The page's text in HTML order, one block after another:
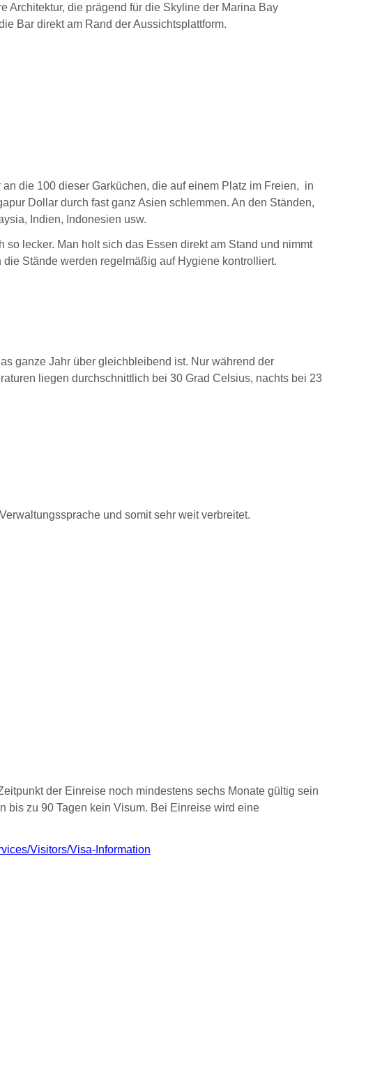
Architektur, die prägend für die Skyline der Marina Bay
Bar direkt am Rand der Aussichtsplattform.
die 100 dieser Garküchen, die auf einem Platz im Freien, in
Dollar durch fast ganz Asien schlemmen. An den Ständen,
Indien, Indonesien usw.
lecker. Man holt sich das Essen direkt am Stand und nimmt
Stände werden regelmäßig auf Hygiene kontrolliert.
ganze Jahr über gleichbleibend ist. Nur während der
liegen durchschnittlich bei 30 Grad Celsius, nachts bei 23
und somit sehr weit verbreitet.
der Einreise noch mindestens sechs Monate gültig sein
bis zu 90 Tagen kein Visum. Bei Einreise wird eine
Visitors/Visa-Information